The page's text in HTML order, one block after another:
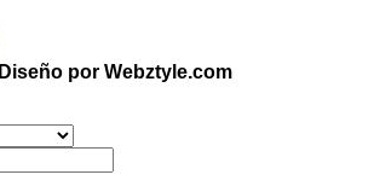
Diseño por Webztyle.com